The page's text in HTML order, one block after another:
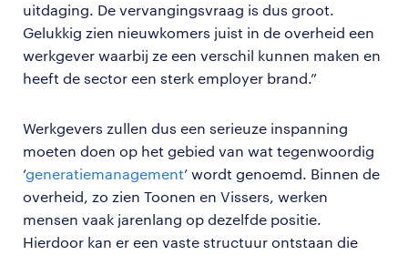
uitdaging. De vervangingsvraag is dus groot.
Gelukkig zien nieuwkomers juist in de overheid een
werkgever waarbij ze een verschil kunnen maken en
heeft de sector een sterk employer brand.”
Werkgevers zullen dus een serieuze inspanning
moeten doen op het gebied van wat tegenwoordig
‘generatiemanagement’ wordt genoemd. Binnen de
overheid, zo zien Toonen en Vissers, werken
mensen vaak jarenlang op dezelfde positie.
Hierdoor kan er een vaste structuur ontstaan die